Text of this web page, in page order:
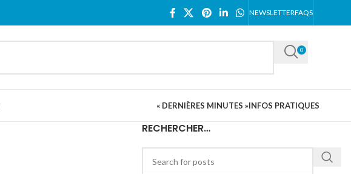
NEWSLETTERFAQS
0
« DERNIÈRES MINUTES »INFOS PRATIQUES
RECHERCHER…